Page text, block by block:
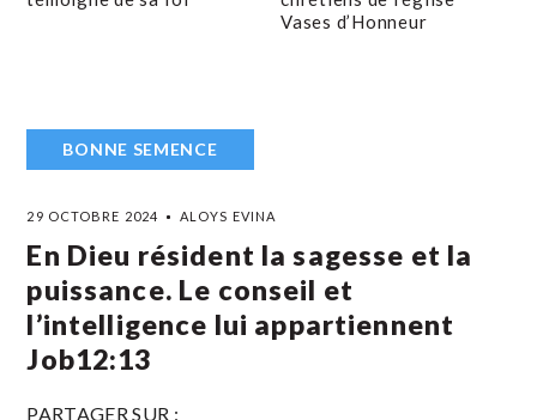
Vases d’Honneur
BONNE SEMENCE
29 OCTOBRE 2024 ALOYS EVINA
En Dieu résident la sagesse et la
puissance. Le conseil et
l’intelligence lui appartiennent
Job12:13
PARTAGER SUR :